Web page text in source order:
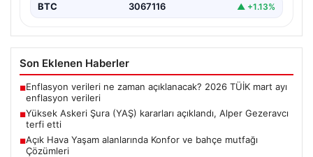
BTC 3067116 ▲ +1.13%
Son Eklenen Haberler
■Enflasyon verileri ne zaman açıklanacak? 2026 TÜİK mart ayı
enflasyon verileri
■Yüksek Askeri Şura (YAŞ) kararları açıklandı, Alper Gezeravcı
terfi etti
■Açık Hava Yaşam alanlarında Konfor ve bahçe mutfağı
Çözümleri